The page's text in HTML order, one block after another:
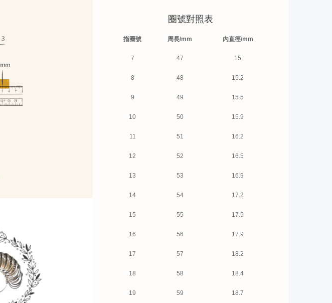
圈號對照表
指圈號 周長/mm 內直徑/mm
7 47 15
8 48 15.2
9 49 15.5
10 50 15.9
11 51 16.2
12 52 16.5
13 53 16.9
14 54 17.2
15 55 17.5
16 56 17.9
17 57 18.2
18 58 18.4
19 59 18.7